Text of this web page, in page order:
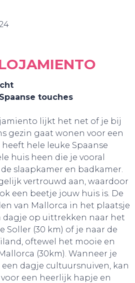
CULTUUR!
touches
lijkt het net of je bij
gezin gaat wonen voor een
heeft hele leuke Spaanse
huis heen die je vooral
slaapkamer en badkamer.
vertrouwd aan, waardoor
een beetje jouw huis is. De
van Mallorca in het plaatsje
dagje op uittrekken naar het
Soller (30 km) of je naar de
oftewel het mooie en
(30km). Wanneer je
dagje cultuursnuiven, kan
een heerlijk hapje en